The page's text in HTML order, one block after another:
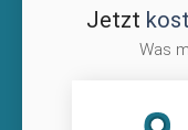
Jetzt
Was